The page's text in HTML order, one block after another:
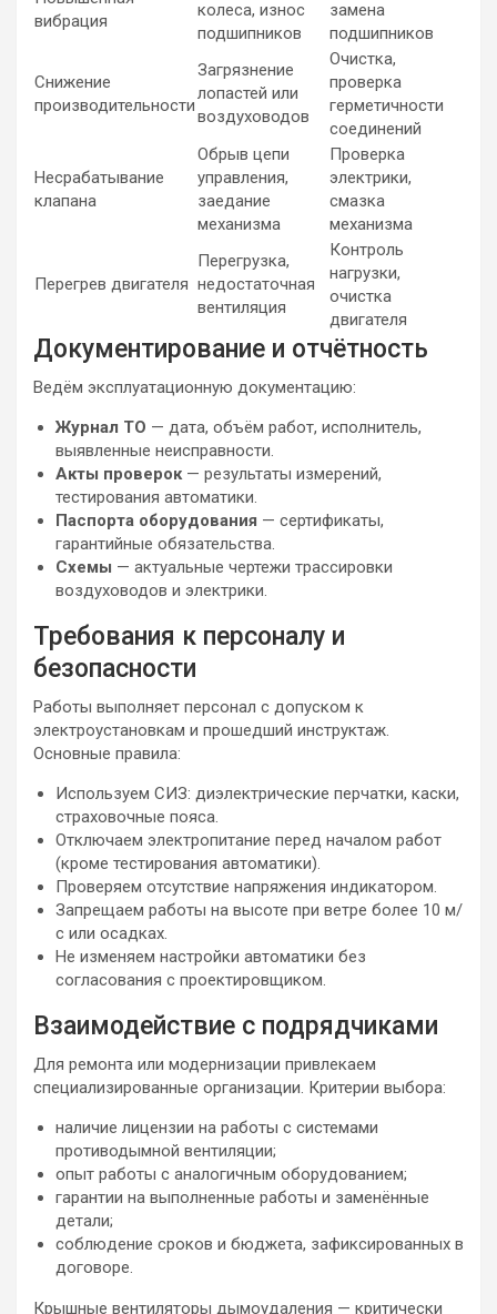
вибрация
колеса, износ
подшипников
замена
подшипников
Снижение
производительности
Загрязнение
лопастей или
воздуховодов
Очистка,
проверка
герметичности
соединений
Несрабатывание
клапана
Обрыв цепи
управления,
заедание
механизма
Проверка
электрики,
смазка
механизма
Перегрев двигателя
Перегрузка,
недостаточная
вентиляция
Контроль
нагрузки,
очистка
двигателя
Документирование и отчётность
Ведём эксплуатационную документацию:
Журнал ТО — дата, объём работ, исполнитель,
выявленные неисправности.
Акты проверок— результаты измерений,
тестирования автоматики.
Паспорта оборудования — сертификаты,
гарантийные обязательства.
Схемы — актуальные чертежи трассировки
воздуховодов и электрики.
Требования к персоналу и
безопасности
Работы выполняет персонал с допуском к
электроустановкам и прошедший инструктаж.
Основные правила:
Используем СИЗ: диэлектрические перчатки, каски,
страховочные пояса.
Отключаем электропитание перед началом работ
(кроме тестирования автоматики).
Проверяем отсутствие напряжения индикатором.
Запрещаем работы на высоте при ветре более 10 м/
с или осадках.
Не изменяем настройки автоматики без
согласования с проектировщиком.
Взаимодействие с подрядчиками
Для ремонта или модернизации привлекаем
специализированные организации. Критерии выбора:
наличие лицензии на работы с системами
противодымной вентиляции;
опыт работы с аналогичным оборудованием;
гарантии на выполненные работы и заменённые
детали;
соблюдение сроков и бюджета, зафиксированных в
договоре.
Крышные вентиляторы дымоудаления — критически